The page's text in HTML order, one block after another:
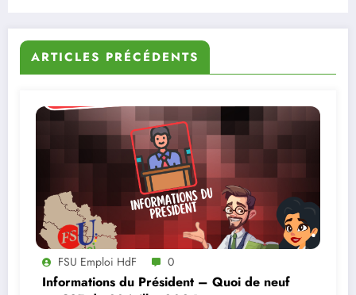
ARTICLES PRÉCÉDENTS
FSU Emploi HdF 0
Informations du Président – Quoi de neuf